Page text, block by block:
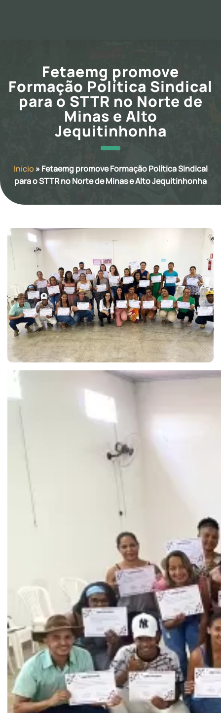
Fetaemg promove
Formação Política Sindical
para o STTR no Norte de
Minas e Alto
Jequitinhonha
Início » Fetaemg promove Formação Política Sindical
para o STTR no Norte de Minas e Alto Jequitinhonha